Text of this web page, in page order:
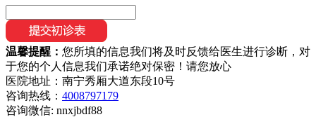
温馨提醒： 您所填的信息我们将及时反馈给医生进行诊断，对
于您的个人信息我们承诺绝对保密！请您放心
医院地址：南宁秀厢大道东段10号
咨询热线： 4008797179
咨询微信: nnxjbdf88